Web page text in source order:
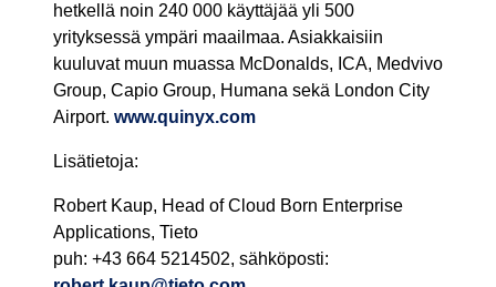
hetkellä noin 240 000 käyttäjää yli 500
yrityksessä ympäri maailmaa. Asiakkaisiin
kuuluvat muun muassa McDonalds, ICA, Medvivo
Group, Capio Group, Humana sekä London City
Airport. www.quinyx.com
Lisätietoja:
Robert Kaup, Head of Cloud Born Enterprise
Applications, Tieto
puh: +43 664 5214502, sähköposti: